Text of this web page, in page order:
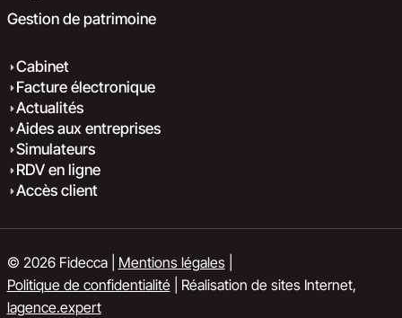
Gestion de patrimoine
Cabinet
Facture électronique
Actualités
Aides aux entreprises
Simulateurs
RDV en ligne
Accès client
© 2026 Fidecca | Mentions légales|
Politique de confidentialité| Réalisation de sites Internet,
lagence.expert